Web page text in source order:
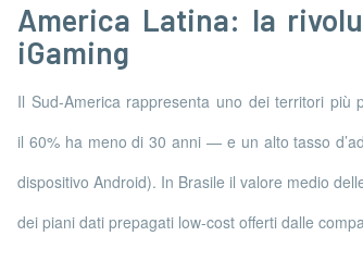
America Latina: la
iGaming
Il Sud‑America rappresenta uno dei territori
il 60% ha meno di 30 anni — e un alto tasso
dispositivo Android). In Brasile il valore medio
dei piani dati prepagati low‑cost offerti dalle